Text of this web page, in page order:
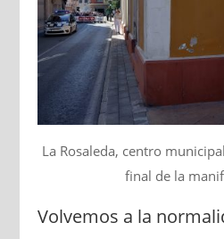
La Rosaleda, centro
final de la
Volvemos a la